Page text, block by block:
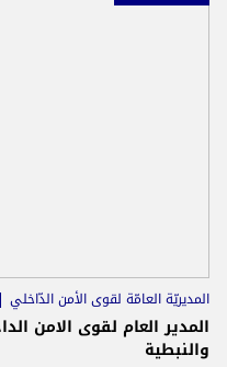
المديريّة العامّة لقوى الأمن الدّاخلي
المدير العام لقوى الامن
والنبطية